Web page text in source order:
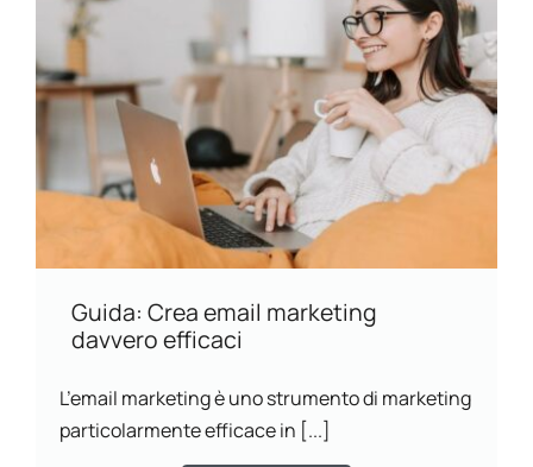
Guida: Crea email marketing
davvero efficaci
L’email marketing è uno strumento di marketing
particolarmente efficace in [...]